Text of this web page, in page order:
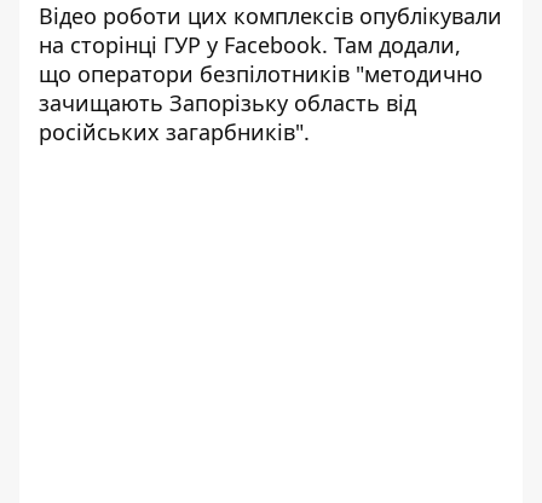
Відео роботи цих комплексів опублікували
на сторінці ГУР у Facebook. Там додали,
що оператори безпілотників "методично
зачищають Запорізьку область від
російських загарбників".